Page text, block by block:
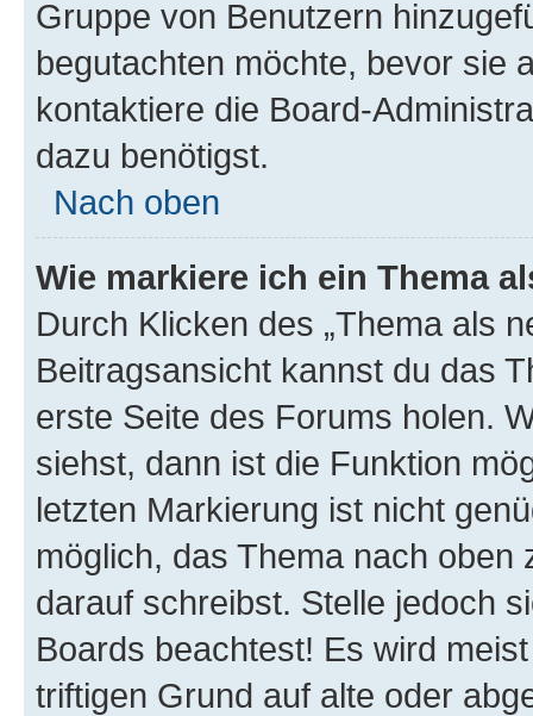
Gruppe von Benutzern
begutachten möchte, bevor sie
kontaktiere die Board-
dazu benötigst.
Nach oben
Wie markiere ich ein Thema
Durch Klicken des „Thema als
Beitragsansicht kannst du das
erste Seite des Forums holen.
siehst, dann ist die Funktion
letzten Markierung ist nicht
möglich, das Thema nach oben
darauf schreibst. Stelle jedoch
Boards beachtest! Es wird
triftigen Grund auf alte oder